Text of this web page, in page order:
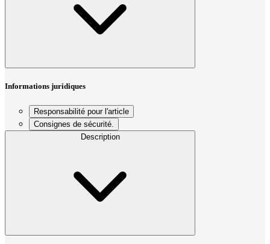
Informations juridiques
Responsabilité pour l'article
Consignes de sécurité.
Description